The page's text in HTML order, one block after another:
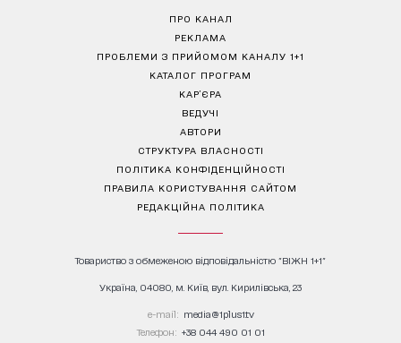
ПРО КАНАЛ
РЕКЛАМА
ПРОБЛЕМИ З ПРИЙОМОМ КАНАЛУ 1+1
КАТАЛОГ ПРОГРАМ
КАР’ЄРА
ВЕДУЧІ
АВТОРИ
СТРУКТУРА ВЛАСНОСТІ
ПОЛІТИКА КОНФІДЕНЦІЙНОСТІ
ПРАВИЛА КОРИСТУВАННЯ САЙТОМ
РЕДАКЦІЙНА ПОЛІТИКА
Товариство з обмеженою відповідальністю "ВІЖН 1+1"
Україна, 04080, м. Київ, вул. Кирилівська, 23
е-mail: media@1plus1.tv
Телефон: +38 044 490 01 01